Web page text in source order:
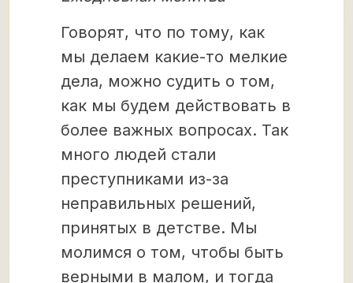
Говорят, что по тому, как
мы делаем какие-то мелкие
дела, можно судить о том,
как мы будем действовать в
более важных вопросах. Так
много людей стали
преступниками из-за
неправильных решений,
принятых в детстве. Мы
молимся о том, чтобы быть
верными в малом, и тогда